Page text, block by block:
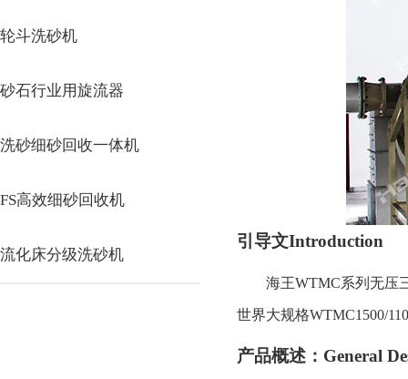
轮斗洗砂机
砂石行业用旋流器
洗砂细砂回收一体机
FS高效细砂回收机
流化床分级洗砂机
引导文Introduction
海王WTMC系列无压
世界大规格WTMC1500/
产品概述： General